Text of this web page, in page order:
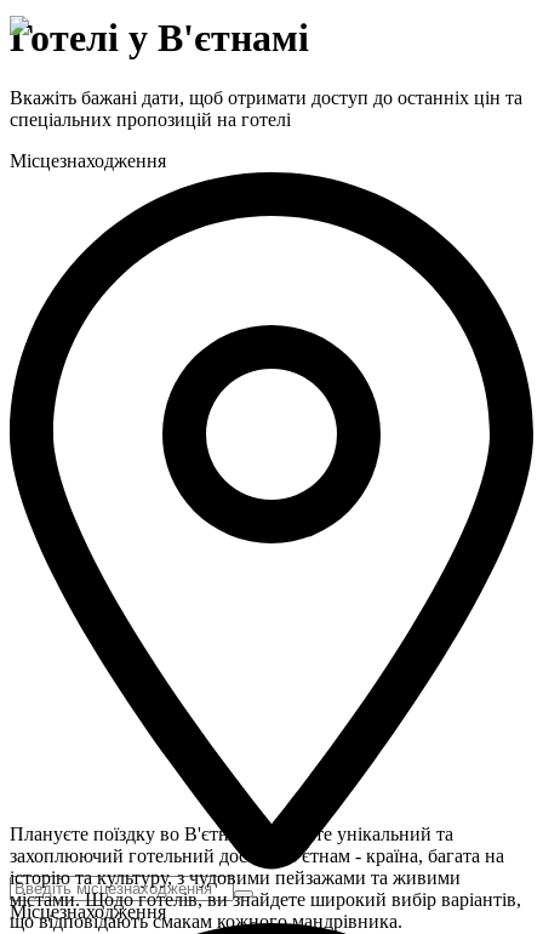
Готелі у В'єтнамі
Вкажіть бажані дати, щоб отримати доступ до останніх цін та
спеціальних пропозицій на готелі
Місцезнаходження
Місцезнаходження
Плануєте поїздку во В'єтнам і шукаєте унікальний та
захоплюючий готельний досвід? В'єтнам - країна, багата на
історію та культуру, з чудовими пейзажами та живими
містами. Щодо готелів, ви знайдете широкий вибір варіантів,
що відповідають смакам кожного мандрівника.